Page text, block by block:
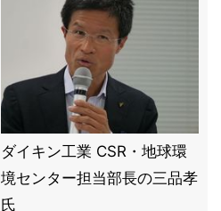
ダイキン工業 CSR・地球環
境センター担当部長の三品孝
氏